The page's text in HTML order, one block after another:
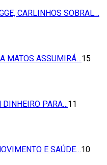
CARLINHOS SOBRAL…
MATOS ASSUMIRÁ…15
DINHEIRO PARA…11
E SAÚDE…10